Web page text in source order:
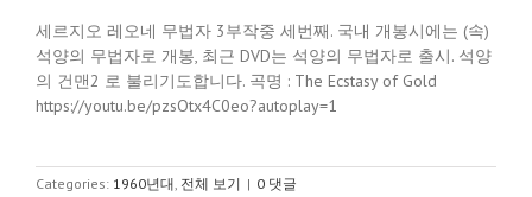
세르지오 레오네 무법자 3부작중 세번째. 국내 개봉시에는 (속)
석양의 무법자로 개봉, 최근 DVD는 석양의 무법자로 출시. 석양
의 건맨2 로 불리기도합니다. 곡명 : The Ecstasy of Gold
https://youtu.be/pzsOtx4C0eo?autoplay=1
Categories: 1960년대, 전체 보기 | 0 댓글